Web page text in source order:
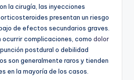
la cirugía, las inyecciones
presentan un riesgo
de efectos secundarios graves.
ocurrir complicaciones, como dolor
postdural o debilidad
son generalmente raros y tienden
en la mayoría de los casos.